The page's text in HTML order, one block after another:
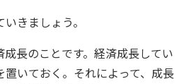
きましょう。
成長のことです。経済成長してい
置いておく。それによって、成長